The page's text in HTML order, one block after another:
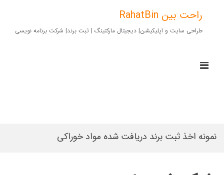
contentراحت بین RahatBin
طراحی سایت و اپلیکیشن| دیجیتال مارکتینگ | ثبت برند| شرکت برنامه نویسی
نمونه اخذ ثبت برند دریافت شده مواد خوراکی